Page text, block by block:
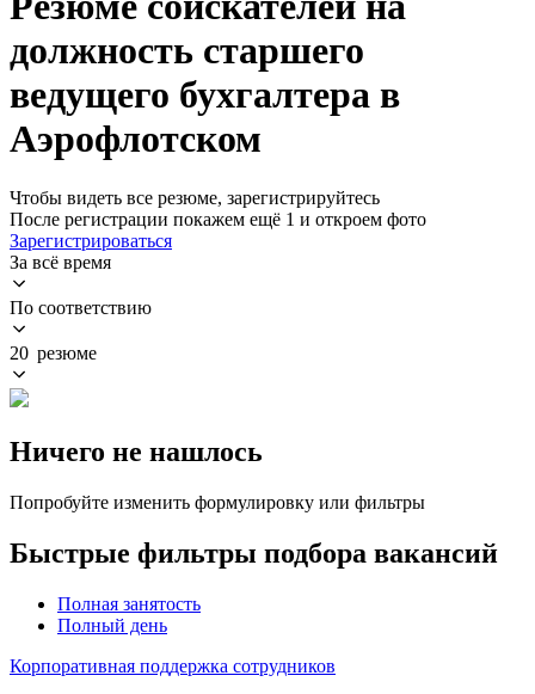
должность старшего
ведущего бухгалтера в
Аэрофлотском
Чтобы видеть все резюме, зарегистрируйтесь
После регистрации покажем ещё 1 и откроем фото
Зарегистрироваться
За всё время
По соответствию
20 резюме
Ничего не нашлось
Попробуйте изменить формулировку или фильтры
Быстрые фильтры подбора вакансий
Полная занятость
Полный день
Корпоративная поддержка сотрудников